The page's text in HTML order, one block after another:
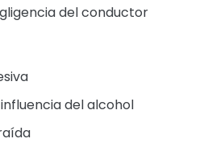
del conductor
del alcohol